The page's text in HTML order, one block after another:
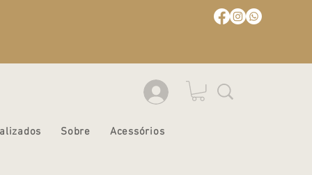
Sobre Acessórios